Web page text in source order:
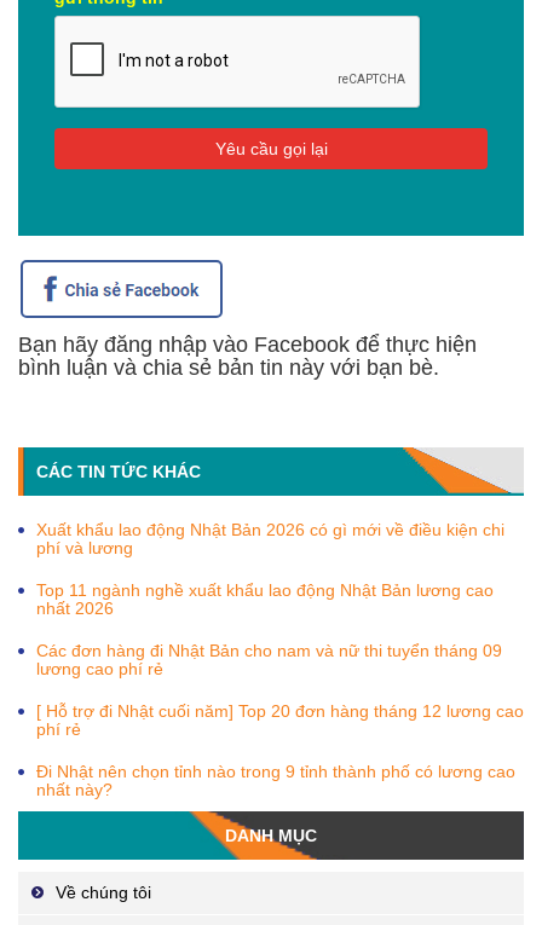
Bạn hãy đăng nhập vào Facebook để thực hiện
bình luận và chia sẻ bản tin này với bạn bè.
CÁC TIN TỨC KHÁC
Xuất khẩu lao động Nhật Bản 2026 có gì mới về điều kiện chi
phí và lương
Top 11 ngành nghề xuất khẩu lao động Nhật Bản lương cao
nhất 2026
Các đơn hàng đi Nhật Bản cho nam và nữ thi tuyển tháng 09
lương cao phí rẻ
[ Hỗ trợ đi Nhật cuối năm] Top 20 đơn hàng tháng 12 lương cao
phí rẻ
Đi Nhật nên chọn tỉnh nào trong 9 tỉnh thành phố có lương cao
nhất này?
DANH MỤC
Về chúng tôi